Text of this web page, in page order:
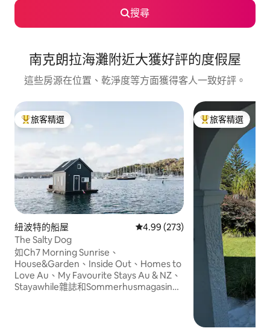
搜尋
南克朗拉海灘附近大獲好評的度假屋
這些房源在位置、乾淨度等方面獲得客人一致好評。
旅客精選榜首
旅客精選
紐波特的船屋 從 273 則評價中獲得 4.99 的平均
4.99 (273)
The Salty Dog
如Ch7 Morning Sunrise、
House&Garden、Inside Out、Homes to
Love Au、My Favourite Stays Au & NZ、
Stayawhile雜誌和Sommerhusmagasinet
旅客精選榜首
旅客精選